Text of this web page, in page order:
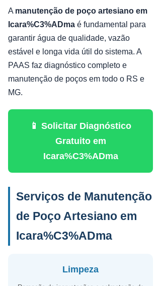
A manutenção de poço artesiano em
Icara%C3%ADma é fundamental para
garantir água de qualidade, vazão
estável e longa vida útil do sistema. A
PAAS faz diagnóstico completo e
manutenção de poços em todo o RS e
MG.
📱 Solicitar Diagnóstico
Gratuito em
Icara%C3%ADma
Serviços de Manutenção
de Poço Artesiano em
Icara%C3%ADma
Limpeza